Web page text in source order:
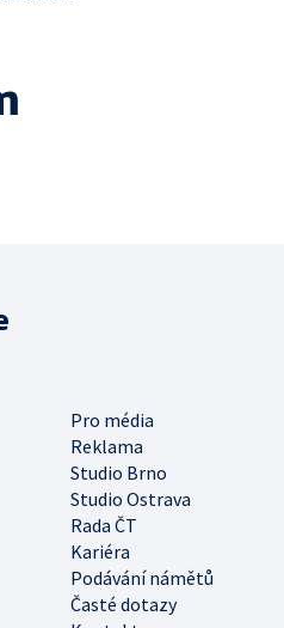
Pro média
Reklama
Studio Brno
Studio Ostrava
Rada ČT
Kariéra
Podávání námětů
Časté dotazy